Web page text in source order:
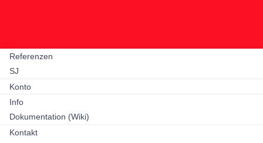
Referenzen
SJ
Konto
Info
Dokumentation (Wiki)
Kontakt